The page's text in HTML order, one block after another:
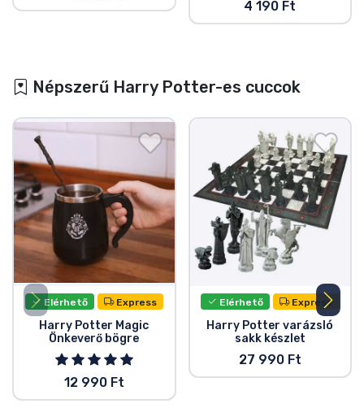
4 190 Ft
Népszerű Harry Potter-es cuccok
Elérhető Express
Harry Potter Magic
Önkeverő bögre
12 990 Ft
Elérhető Express
Harry Potter varázsló
sakk készlet
27 990 Ft